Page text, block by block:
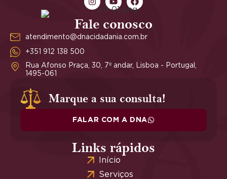
Fale conosco
atendimento@dnacidadania.com.br
+351 912 138 500
Rua Afonso Praça, 30, 7º andar, Lisboa - Portugal,
1495-061
Marque a sua consulta!
FALAR COM A DNA
Links rápidos
Início
Serviços